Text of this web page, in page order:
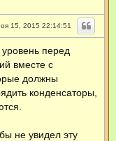
15, 2015 22:14:51
перед
вместе с
должны
конденсаторы,
не увидел эту